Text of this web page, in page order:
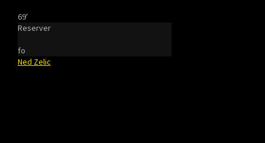
69'
Reserver
fo
Ned Zelic